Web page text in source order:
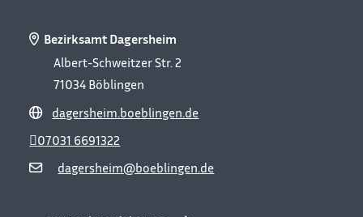
Bezirksamt Dagersheim
Albert-Schweitzer Str. 2
71034 Böblingen
dagersheim.boeblingen.de
dagersheim@boeblingen.de
07031 6691322